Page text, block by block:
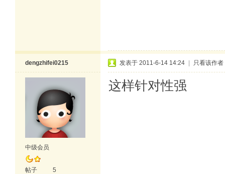
dengzhifei0215
中级会员
帖子
5
发表于 2011-6-14 14:24 只看该作者
这样针对性强